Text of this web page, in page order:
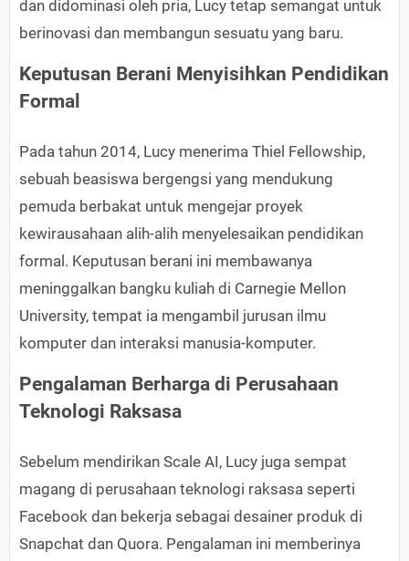
dan didominasi oleh pria, Lucy tetap semangat untuk
berinovasi dan membangun sesuatu yang baru.
Keputusan Berani Menyisihkan Pendidikan
Formal
Pada tahun 2014, Lucy menerima Thiel Fellowship,
sebuah beasiswa bergengsi yang mendukung
pemuda berbakat untuk mengejar proyek
kewirausahaan alih-alih menyelesaikan pendidikan
formal. Keputusan berani ini membawanya
meninggalkan bangku kuliah di Carnegie Mellon
University, tempat ia mengambil jurusan ilmu
komputer dan interaksi manusia-komputer.
Pengalaman Berharga di Perusahaan
Teknologi Raksasa
Sebelum mendirikan Scale AI, Lucy juga sempat
magang di perusahaan teknologi raksasa seperti
Facebook dan bekerja sebagai desainer produk di
Snapchat dan Quora. Pengalaman ini memberinya